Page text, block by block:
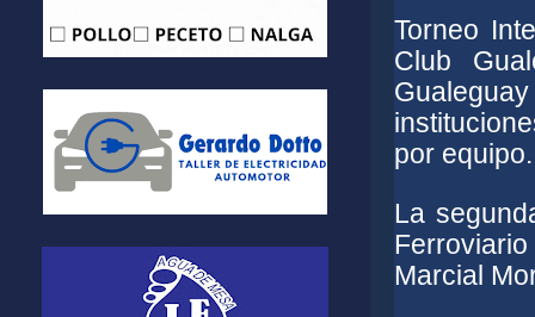
Torneo
Club
por equipo.
La
Marcial